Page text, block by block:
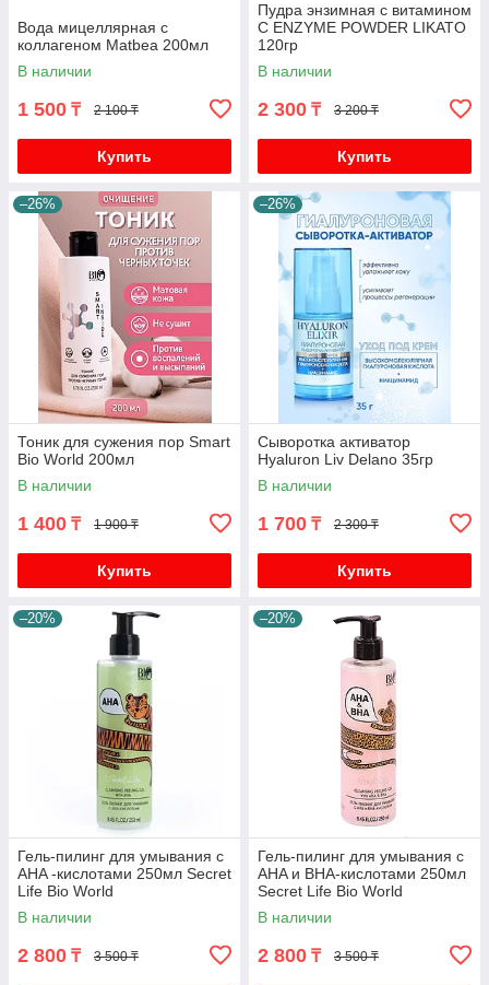
Вода мицеллярная с
коллагеном Matbea 200мл
В наличии
1 500 ₸ 2 100 ₸
Купить
Пудра энзимная с витамином
C ENZYME POWDER LIKATO
120гр
В наличии
2 300 ₸ 3 200 ₸
Купить
–26%
Тоник для сужения пор Smart
Bio World 200мл
В наличии
1 400 ₸ 1 900 ₸
Купить
–26%
Сыворотка активатор
Hyaluron Liv Delano 35гр
В наличии
1 700 ₸ 2 300 ₸
Купить
–20%
Гель-пилинг для умывания с
AHA -кислотами 250мл Secret
Life Bio World
В наличии
2 800 ₸ 3 500 ₸
–20%
Гель-пилинг для умывания с
AHA и BHA-кислотами 250мл
Secret Life Bio World
В наличии
2 800 ₸ 3 500 ₸